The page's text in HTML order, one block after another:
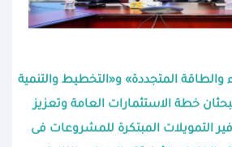
والطاقة المتجددة» و«التخطيط والتنمية
خطة الاستثمارات العامة وتعزيز
التمويلات المبتكرة للمشروعات فى